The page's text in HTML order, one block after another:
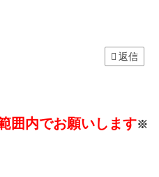
返信
囲内でお願いします※